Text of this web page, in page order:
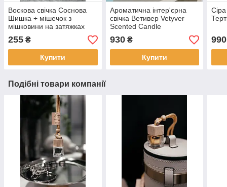
Воскова свічка Соснова
Шишка + мішечок з
мішковини на затяжках
255 ₴
Купити
Ароматична інтер'єрна
свічка Ветивер Vetyver
Scented Candle
930₴
Купити
990
Подібні товари компанії